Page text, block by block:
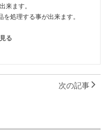
来ます。
処理する事が出来ます。
る
次の記事